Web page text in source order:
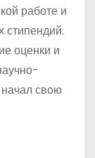
работе и
стипендий.
оценки и
свою